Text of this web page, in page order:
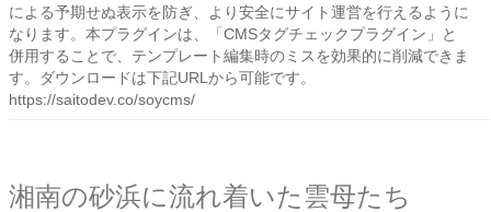
による予期せぬ表示を防ぎ、より安全にサイト運営を行えるように
なります。本プラグインは、「CMSタグチェックプラグイン」と
併用することで、テンプレート編集時のミスを効果的に削減できま
す。ダウンロードは下記URLから可能です。
https://saitodev.co/soycms/
湘南の砂浜に流れ着いた雲母たち